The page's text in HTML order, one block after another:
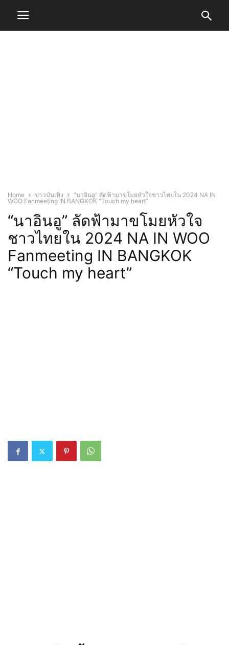
Home ข่าวบันเทิง
“นาอินอู” ลัดฟ้ามาขโมยหัวใจชาวไทยใน 2024 NA IN
WOO Fanmeeting IN BANGKOK “Touch my heart”
“นาอินอู” ลัดฟ้ามาขโมยหัวใจ
ชาวไทยใน 2024 NA IN WOO
Fanmeeting IN BANGKOK
“Touch my heart”